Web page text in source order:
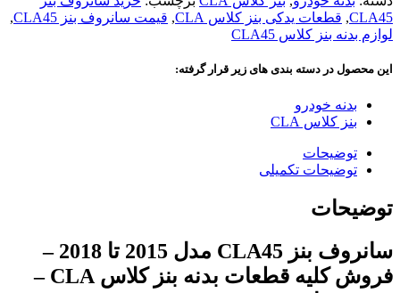
CLA45
, قطعات یدکی بنز کلاس CLA , قیمت سانروف بنز CLA45
,
لوازم بدنه بنز کلاس CLA45
این محصول در دسته بندی های زیر قرار گرفته:
بدنه خودرو
بنز کلاس CLA
توضیحات
توضیحات تکمیلی
توضیحات
سانروف بنز CLA45 مدل 2015 تا 2018 –
فروش کلیه قطعات بدنه بنز کلاس CLA –